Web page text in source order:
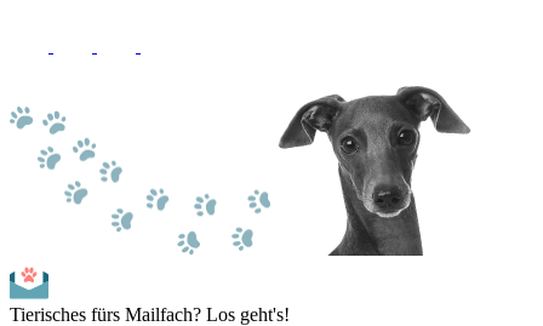
Tierisches fürs Mailfach? Los geht's!